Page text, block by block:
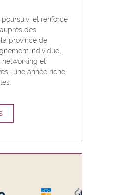
poursuivi et renforcé
des
province de
individuel,
networking et
: une année riche